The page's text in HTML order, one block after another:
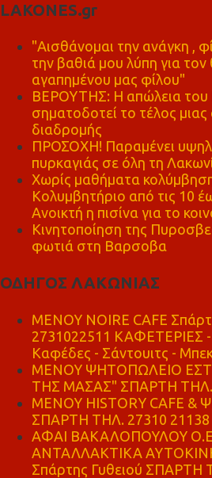
LAKONES.gr
"Αισθάνομαι την ανάγκη ,
την βαθιά μου λύπη για
αγαπημένου μας φίλου"
ΒΕΡΟΥΤΗΣ: Η απώλεια του
σηματοδοτεί το τέλος μιας
διαδρομής
ΠΡΟΣΟΧΗ! Παραμένει
πυρκαγιάς σε όλη τη
Χωρίς μαθήματα
Κολυμβητήριο από τις 10
Ανοικτή η πισίνα για το
Κινητοποίηση της
φωτιά στη Βαρσοβα
ΟΔΗΓΟΣ ΛΑΚΩΝΙΑΣ
MENOY NOIRE CAFE
2731022511
Καφέδες - Σάντουιτς -
ΜΕΝΟΥ ΨΗΤΟΠΩΛΕΙΟ
ΤΗΣ ΜΑΣΑΣ" ΣΠΑΡΤΗ ΤΗΛ.
ΜΕΝΟΥ HISTORY CAFE &
ΣΠΑΡΤΗ ΤΗΛ. 27310 21138
ΑΦΑΙ ΒΑΚΑΛΟΠΟΥΛΟΥ Ο.Ε
ΑΝΤΑΛΛΑΚΤΙΚΑ
Σπάρτης Γυθειού ΣΠΑΡΤΗ